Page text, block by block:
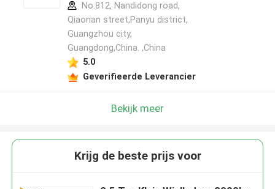
No.812, Nandidong road,
Qiaonan street,Panyu district,
Guangzhou city,
Guangdong,China. ,China
5.0
Geverifieerde Leverancier
Bekijk meer
Krijg de beste prijs voor